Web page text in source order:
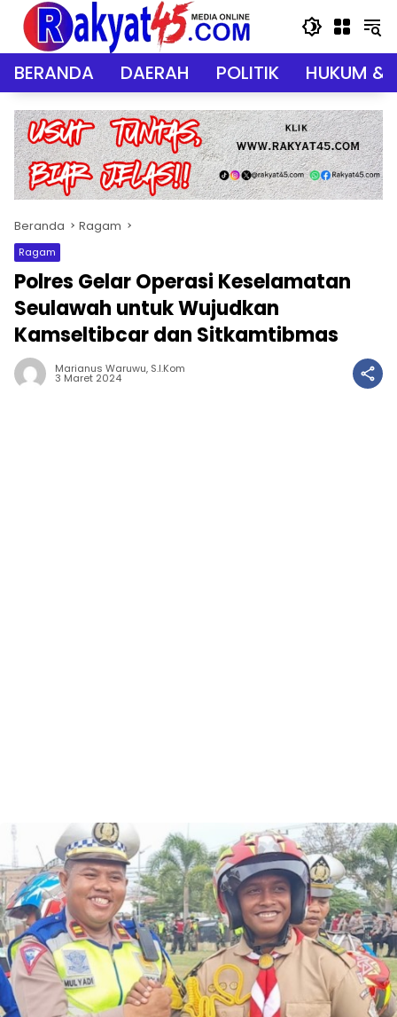
Langsung
konten
BERANDA DAERAH POLITIK HUKUM &
Beranda Ragam
Ragam
Polres Gelar Operasi Keselamatan
Seulawah untuk Wujudkan
Kamseltibcar dan Sitkamtibmas
Marianus Waruwu, S.I.Kom
3 Maret 2024